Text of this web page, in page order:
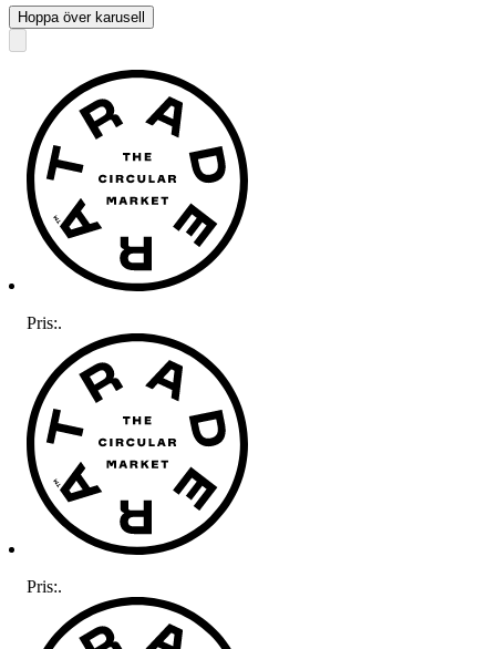
Hoppa över karusell
Pris:.
Pris:.